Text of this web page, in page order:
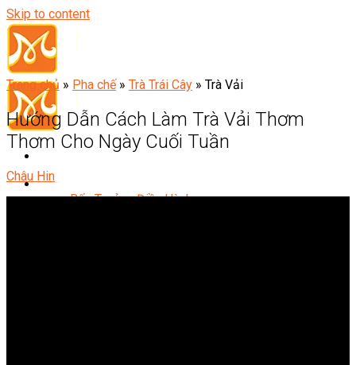
Skip to content
Đầu Bếp
Bếp Trưởng Điều Hành
Trang chủ » Pha chế » Trà Trái Cây » Trà Vải
Hướng Dẫn Cách Làm Trà Vải Thơm
Thơm Cho Ngày Cuối Tuần
Châu Hin